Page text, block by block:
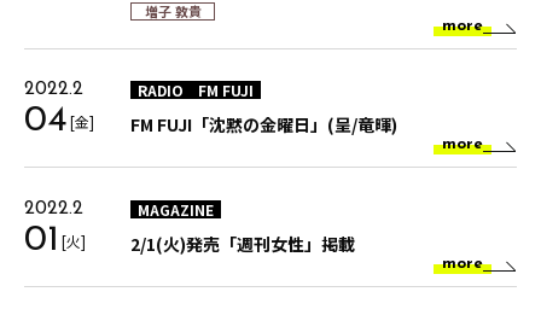
増子 敦貴
more
2022.2
04[金]
RADIO FM FUJI
FM FUJI「沈黙の金曜日」(呈/竜暉)
more
2022.2
01 [火]
MAGAZINE
2/1(火)発売「週刊女性」掲載
more